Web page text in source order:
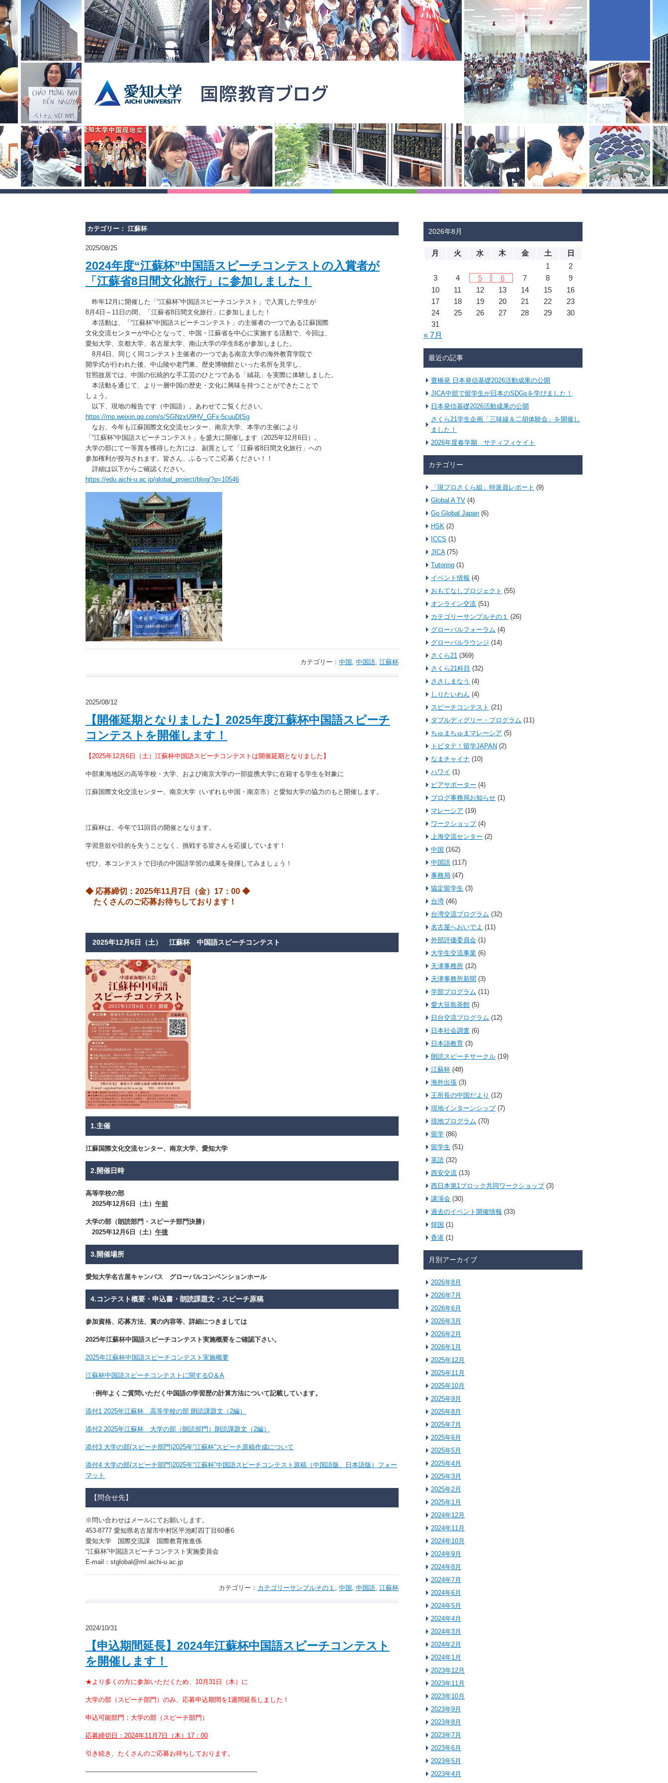
カテゴリー： 江蘇杯
2025/08/25
2024年度“江蘇杯”中国語スピーチコンテストの入賞者が
「江蘇省8日間文化旅行」に参加しました！
昨年12月に開催した「“江蘇杯”中国語スピーチコンテスト」で入賞した学生が
8月4日～11日の間、「江蘇省8日間文化旅行」に参加しました！
本活動は、「“江蘇杯”中国語スピーチコンテスト」の主催者の一つである江蘇国際
文化交流センターが中心となって、中国・江蘇省を中心に実施する活動で、今回は、
愛知大学、京都大学、名古屋大学、南山大学の学生8名が参加しました。
8月4日、同じく同コンテスト主催者の一つである南京大学の海外教育学院で
開学式が行われた後、中山陵や老門東、歴史博物館といった名所を見学し、
甘熙故居では、中国の伝統的な手工芸のひとつである「絨花」を実際に体験しました。
本活動を通じて、より一層中国の歴史・文化に興味を持つことができたことで
しょう。
以下、現地の報告です（中国語）。あわせてご覧ください。
https://mp.weixin.qq.com/s/SGNzxU9HV_GFx-5cuuDISg
なお、今年も江蘇国際文化交流センター、南京大学、本学の主催により
「“江蘇杯”中国語スピーチコンテスト」を盛大に開催します（2025年12月6日）。
大学の部にて一等賞を獲得した方には、副賞として「江蘇省8日間文化旅行」への
参加権利が授与されます。皆さん、ふるってご応募ください！！
詳細は以下からご確認ください。
https://edu.aichi-u.ac.jp/global_project/blog/?p=10546
カテゴリー： 中国 , 中国語, 江蘇杯
2025/08/12
【開催延期となりました】2025年度江蘇杯中国語スピーチ
コンテストを開催します！
【2025年12月6日（土）江蘇杯中国語スピーチコンテストは開催延期となりました】
中部東海地区の高等学校・大学、および南京大学の一部提携大学に在籍する学生を対象に
江蘇国際文化交流センター、南京大学（いずれも中国・南京市）と愛知大学の協力のもと開催します。
江蘇杯は、今年で11回目の開催となります。
学習意欲や目的を失うことなく、挑戦する皆さんを応援しています！
ぜひ、本コンテストで日頃の中国語学習の成果を発揮してみましょう！
◆ 応募締切：2025年11月7日（金）17：00 ◆
たくさんのご応募お待ちしております！
2025年12月6日（土） 江蘇杯 中国語スピーチコンテスト
1.主催
江蘇国際文化交流センター、南京大学、愛知大学
2.開催日時
高等学校の部
2025年12月6日（土） 午前
大学の部（朗読部門・スピーチ部門決勝）
2025年12月6日
（土） 午後
3.開催場所
愛知大学名古屋キャンパス グローバルコンベンションホール
4.コンテスト概要・申込書・朗読課題文・スピーチ原稿
参加資格、応募方法、賞の内容等、詳細につきましては
2025年江蘇杯中国語スピーチコンテスト実施概要をご確認下さい。
2025年江蘇杯中国語スピーチコンテスト実施概要
江蘇杯中国語スピーチコンテストに関するQ＆A
↑例年よくご質問いただく中国語の学習歴の計算方法について記載しています。
添付1 2025年江蘇杯 高等学校の部 朗読課題文（2編）
添付2 2025年江蘇杯 大学の部（朗読部門）朗読課題文（2編）
添付3 大学の部(スピーチ部門)2025年“江蘇杯”スピーチ原稿作成について
添付4 大学の部(スピーチ部門)2025年“江蘇杯”中国語スピーチコンテスト原稿（中国語版、日本語版）フォー
マット
【問合せ先】
※問い合わせはメールにてお願いします。
453-8777 愛知県名古屋市中村区平池町四丁目60番6
愛知大学 国際交流課 国際教育推進係
“江蘇杯”中国語スピーチコンテスト実施委員会
E-mail：stglobal@ml.aichi-u.ac.jp
カテゴリー： カテゴリーサンプルその１ , 中国 , 中国語, 江蘇杯
2024/10/31
【申込期間延長】2024年江蘇杯中国語スピーチコンテスト
を開催します！
★より多くの方に参加いただくため、10月31日（木）に
大学の部（スピーチ部門）のみ、応募申込期間を1週間延長しました！
申込可能部門：大学の部（スピーチ部門）
応募締切日：2024年11月7日（木）17：00
引き続き、たくさんのご応募お待ちしております。
——————————————————————————–
2026年8月
月 火 水 木 金 土
日
1
2
3
4 5 6 7 8
9
10
11 12 13 14 15
16
17
18 19 20 21 22
23
24
25 26 27 28 29
30
31
« 7月
最近の記事
豊橋発 日本発信基礎2026活動成果の公開
JICA中部で留学生が日本のSDGsを学びました！
日本発信基礎2026活動成果の公開
さくら21学生企画「三味線＆二胡体験会」を開催し
ました！
2026年度春学期 サティフィケイト
カテゴリー
「現プロさくら組」特派員レポート (9)
Global A TV (4)
Go Global Japan (6)
HSK (2)
ICCS (1)
JICA(75)
Tutoring (1)
イベント情報 (4)
おもてなしプロジェクト (55)
オンライン交流 (51)
カテゴリーサンプルその１ (26)
グローバルフォーラム (4)
グローバルラウンジ (14)
さくら21 (369)
さくら21科目 (32)
ささしまなう (4)
しりたいわん (4)
スピーチコンテスト (21)
ダブルディグリー・プログラム (11)
ちゅまちゅまマレーシア (5)
トビタテ！留学JAPAN (2)
なまチャイナ (10)
ハワイ (1)
ピアサポーター (4)
ブログ事務局お知らせ (1)
マレーシア (19)
ワークショップ(4)
上海交流センター (2)
中国 (162)
中国語 (117)
事務局 (47)
協定留学生 (3)
台湾 (46)
台湾交流プログラム (32)
名古屋へおいでよ (11)
外部評価委員会 (1)
大学生交流事業 (6)
天津事務所 (12)
天津事務所新聞 (3)
学部プログラム (11)
愛大笹島茶館 (5)
日台交流プログラム (12)
日本社会調査 (6)
日本語教育 (3)
朗読スピーチサークル (19)
江蘇杯 (48)
海外出張 (3)
王所長の中国だより (12)
現地インターンシップ(7)
現地プログラム (70)
留学 (86)
留学生 (51)
英語 (32)
西安交流 (13)
西日本第1ブロック共同ワークショップ(3)
講演会 (30)
過去のイベント開催情報 (33)
韓国 (1)
香港 (1)
月別アーカイブ
2026年8月
2026年7月
2026年6月
2026年3月
2026年2月
2026年1月
2025年12月
2025年11月
2025年10月
2025年9月
2025年8月
2025年7月
2025年6月
2025年5月
2025年4月
2025年3月
2025年2月
2025年1月
2024年12月
2024年11月
2024年10月
2024年9月
2024年8月
2024年7月
2024年6月
2024年5月
2024年4月
2024年3月
2024年2月
2024年1月
2023年12月
2023年11月
2023年10月
2023年9月
2023年8月
2023年7月
2023年6月
2023年5月
2023年4月